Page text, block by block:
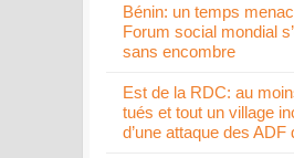
Bénin: un temps
Forum social mondial
sans encombre
Est de la RDC: au
tués et tout un village
d’une attaque des ADF